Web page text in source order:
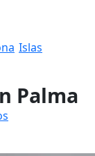
Islas
Palma